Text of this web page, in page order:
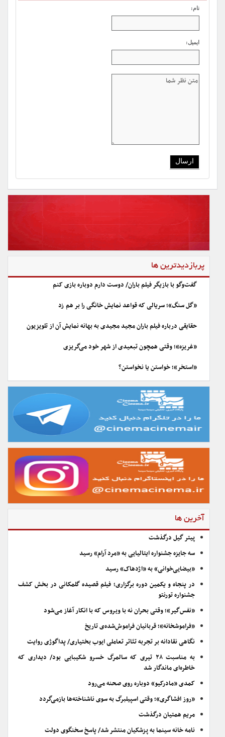
نام:
ایمیل:
پربازدیدترین ها
گفت‌وگو با بازیگر فیلم باران/ دوست دارم دوباره بازی کنم
«گل سنگ»؛ سریالی که قواعد نمایش خانگی را بر هم زد
حقایقی درباره فیلم باران مجید مجیدی به بهانه نمایش آن از تلویزیون
«غریزه»؛ وقتی همچون تبعیدی از شهر خود می‌گریزی
«استخر»؛ خواستن یا نخواستن؟
آخرین ها
پیتر گیل درگذشت
سه جایزه جشنواره ایتالیایی به «مرد آرام» رسید
«بیضایی‌خوانی» به «اژدهاک» رسید
در پنجاه و یکمین دوره برگزاری؛ فیلم قصیده گلمکانی در بخش کشف
جشنواره تورنتو
«نفس‌گیر»؛ وقتی بحران نه با ویروس که با انکار آغاز می‌شود
«فراموشخانه»؛ قربانیان فراموش‌شده‌ی تاریخ
نگاهی نقادانه بر تجربه تئاتر تعاملی ایوب بختیاری/ پداگوژی روایت
به مناسبت ۲۸ تیری که سالمرگ خسرو شکیبایی بود/ دیداری که
خاطره‌ای ماندگار شد
کمدی «مادرکیو» دوباره روی صحنه می‌رود
«روز افشاگری»؛ وقتی اسپیلبرگ به سوی ناشناخته‌ها بازمی‌گردد
مریم همتیان درگذشت
نامه خانه سینما به پزشکیان منتشر شد/ پاسخ سخنگوی دولت